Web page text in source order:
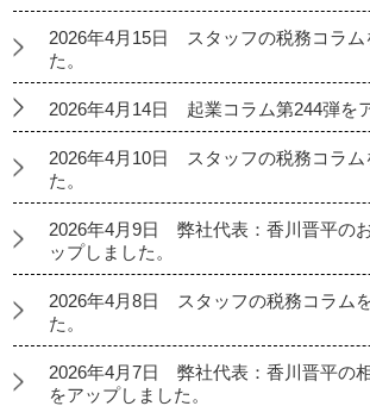
2026年4月15日 スタッフの税務コラム
た。
2026年4月14日 起業コラム第244弾を
2026年4月10日 スタッフの税務コラム
た。
2026年4月9日 弊社代表：香川晋平の
ップしました。
2026年4月8日 スタッフの税務コラム
た。
2026年4月7日 弊社代表：香川晋平の
をアップしました。